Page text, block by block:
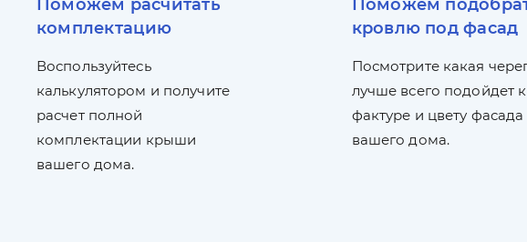
Поможем расчитать
комплектацию
Воспользуйтесь
калькулятором и получите
расчет полной
комплектации крыши
вашего дома.
Поможем
кровлю под фасад
Посмотрите какая
лучше всего подойдет к
фактуре и цвету фасада
вашего дома.